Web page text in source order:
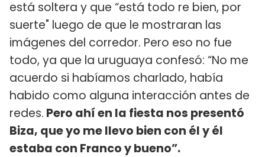
está soltera y que “está todo re bien, por
suerte" luego de que le mostraran las
imágenes del corredor. Pero eso no fue
todo, ya que la uruguaya confesó: “No me
acuerdo si habíamos charlado, había
habido como alguna interacción antes de
redes. Pero ahí en la fiesta nos presentó
Biza, que yo me llevo bien con él y él
estaba con Franco y bueno”.